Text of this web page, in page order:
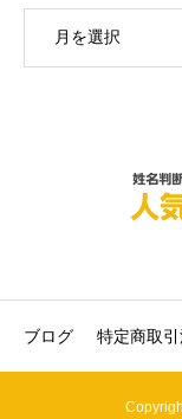
ブログ 特定商取